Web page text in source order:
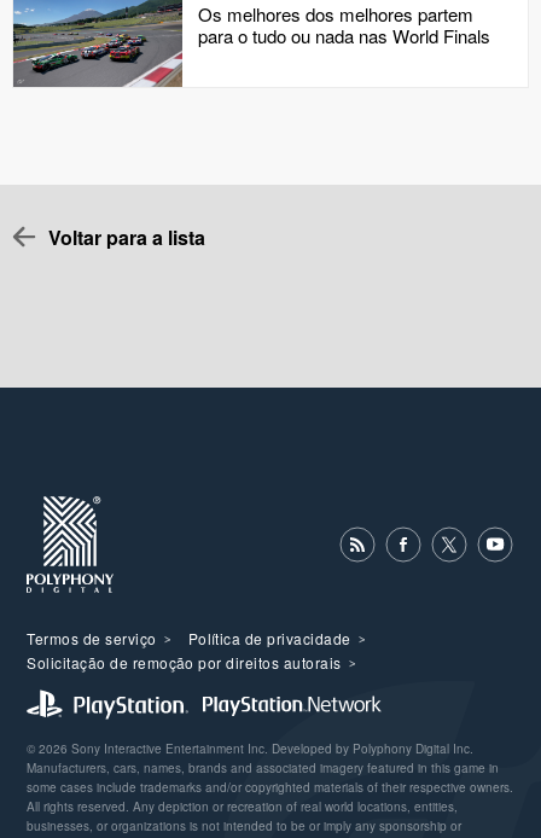
Os melhores dos melhores partem
para o tudo ou nada nas World Finals
Voltar para a lista
Termos de serviço
Política de privacidade
Solicitação de remoção por direitos autorais
© 2026 Sony Interactive Entertainment Inc. Developed by Polyphony Digital Inc.
Manufacturers, cars, names, brands and associated imagery featured in this game in
some cases include trademarks and/or copyrighted materials of their respective owners.
All rights reserved. Any depiction or recreation of real world locations, entities,
businesses, or organizations is not intended to be or imply any sponsorship or